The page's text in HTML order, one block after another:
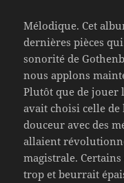
Mélodique. Cet
dernières pièces
sonorité de
nous applons
Plutôt que de jouer
avait choisi celle
douceur avec des
allaient
magistrale.
trop et beurrait